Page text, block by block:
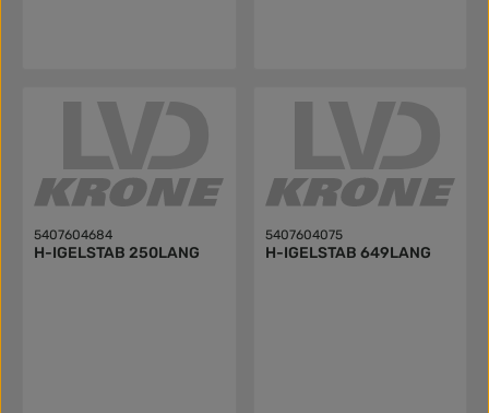
5407604684
H-IGELSTAB 250LANG
5407604075
H-IGELSTAB 649LANG